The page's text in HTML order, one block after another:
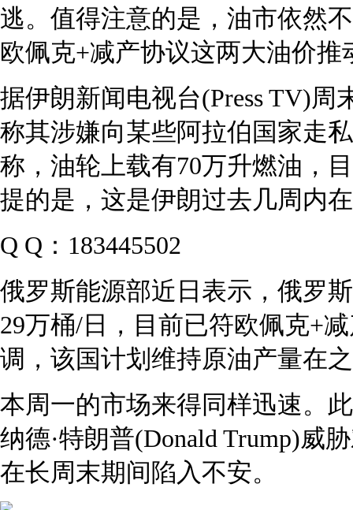
逃。值得注意的是，油市依然
欧佩克+减产协议这两大油价
据伊朗新闻电视台(Press TV)
称其涉嫌向某些阿拉伯国家走
称，油轮上载有70万升燃油，
提的是，这是伊朗过去几周内
Q Q：183445502
俄罗斯能源部近日表示，俄罗
29万桶/日，目前已符欧佩克+
调，该国计划维持原油产量在
本周一的市场来得同样迅速。
纳德·特朗普(Donald Trump)威
在长周末期间陷入不安。